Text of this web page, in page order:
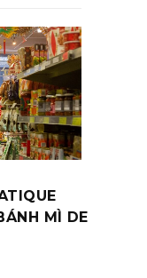
MÌ DE